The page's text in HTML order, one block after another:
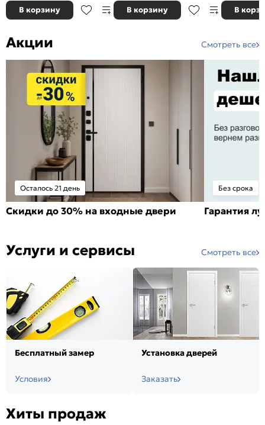
В корзину В корзину В
Акции Смотреть все
Осталось 21 день
Скидки до 30% на входные двери
Без срока
Гарантия
Услуги и сервисы Смотреть все
Бесплатный замер
Условия
Установка дверей
Заказать
Хиты продаж